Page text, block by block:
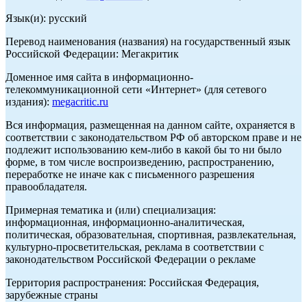
Язык(и): русский
Перевод наименования (названия) на государственный язык
Российской Федерации: Мегакритик
Доменное имя сайта в информационно-
телекоммуникационной сети «Интернет» (для сетевого
издания): megacritic.ru
Вся информация, размещенная на данном сайте, охраняется в
соответствии с законодательством РФ об авторском праве и не
подлежит использованию кем-либо в какой бы то ни было
форме, в том числе воспроизведению, распространению,
переработке не иначе как с письменного разрешения
правообладателя.
Примерная тематика и (или) специализация:
информационная, информационно-аналитическая,
политическая, образовательная, спортивная, развлекательная,
культурно-просветительская, реклама в соответствии с
законодательством Российской Федерации о рекламе
Территория распространения: Российская Федерация,
зарубежные страны